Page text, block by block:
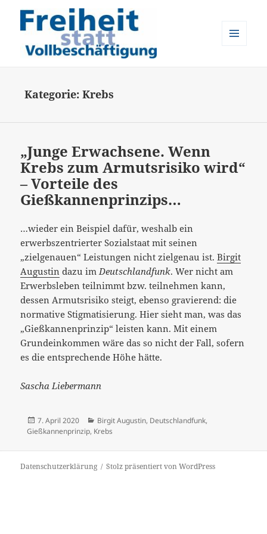
Kategorie:Krebs
„Junge Erwachsene. Wenn
Krebs zum Armutsrisiko wird“
– Vorteile des
Gießkannenprinzips…
…wieder ein Beispiel dafür, weshalb ein
erwerbszentrierter Sozialstaat mit seinen
„zielgenauen“ Leistungen nicht zielgenau ist.Birgit
Augustin dazu im Deutschlandfunk. Wer nicht am
Erwerbsleben teilnimmt bzw. teilnehmen kann,
dessen Armutsrisiko steigt, ebenso gravierend: die
normative Stigmatisierung. Hier sieht man, was das
„Gießkannenprinzip“ leisten kann. Mit einem
Grundeinkommen wäre das so nicht der Fall, sofern
es die entsprechende Höhe hätte.
Sascha Liebermann
Veröffentlicht
am
7. April 2020 Kategorien
Birgit Augustin, Deutschlandfunk,
Gießkannenprinzip, Krebs
Datenschutzerklärung Stolz präsentiert von WordPress